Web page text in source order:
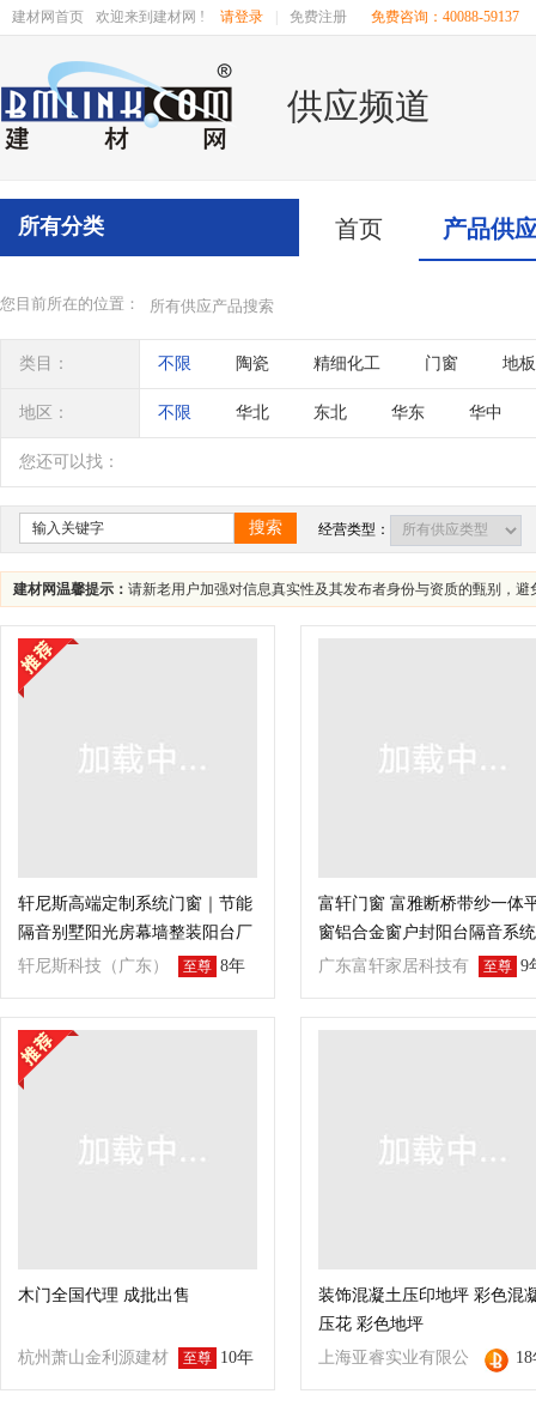
建材网首页 欢迎来到建材网 ! 请登录 免费注册 免费咨询：40088-59137
供应频道
首页 产品供
所有分类
您目前所在的位置： 所有供应产品搜索
类目： 不限 陶瓷 精细化工 门窗 地板
家居用品 装修施工 砌筑材料 石材
地区： 不限 华北 东北 华东 华中
四川 海南 贵州 云南 西藏
您还可以找：
搜索 经营类型：
建材网温馨提示： 请新老用户加强对信息真实性及其发布者身份与资质的甄别，
轩尼斯高端定制系统门窗｜节能
隔音别墅阳光房幕墙整装阳台厂
家
轩尼斯科技（广东）
有限公司
至尊 8年
富轩门窗 富雅断桥带纱一体
窗铝合金窗户封阳台隔音系
窗
广东富轩家居科技有
限公司
至尊 9
木门全国代理 成批出售
杭州萧山金利源建材
集团有限公司
至尊 10年
装饰混凝土压印地坪 彩色混
压花 彩色地坪
上海亚睿实业有限公
司